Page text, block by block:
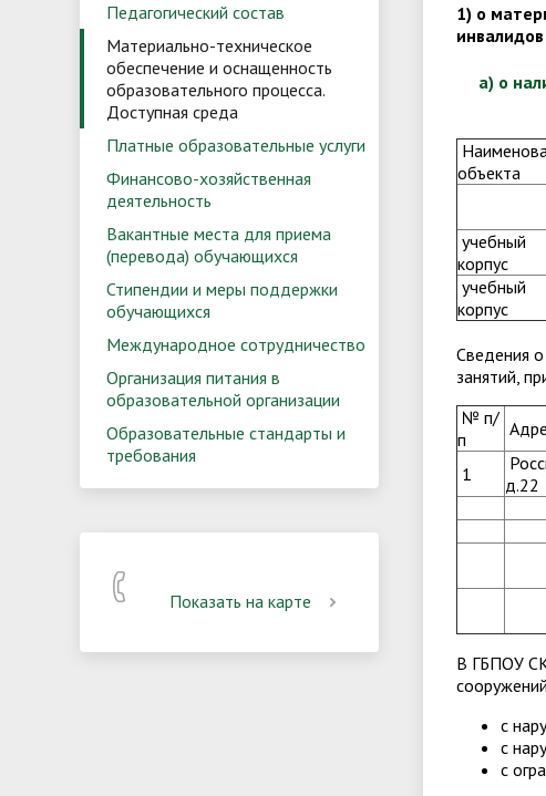
Педагогический состав
Материально-техническое
обеспечение и оснащенность
образовательного процесса.
Доступная среда
Платные образовательные услуги
Финансово-хозяйственная
деятельность
Вакантные места для приема
(перевода) обучающихся
Стипендии и меры поддержки
обучающихся
Международное сотрудничество
Организация питания в
образовательной организации
Образовательные стандарты и
требования
Показать на карте
1) о
а) о
объекта
учебный
корпус
учебный
корпус
Сведения
занятий,
№ п/
п
1
д.22
В ГБПОУ
с
с
с